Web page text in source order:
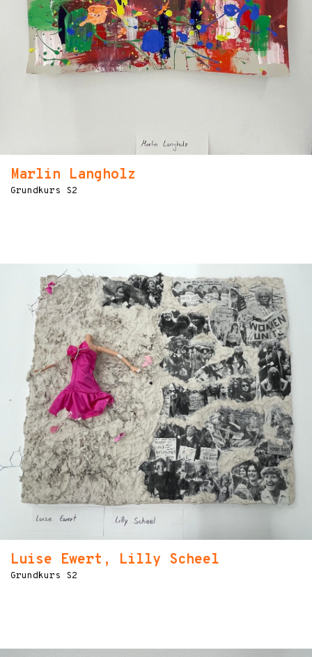
Marlin Langholz
Grundkurs S2
Luise Ewert, Lilly Scheel
Grundkurs S2